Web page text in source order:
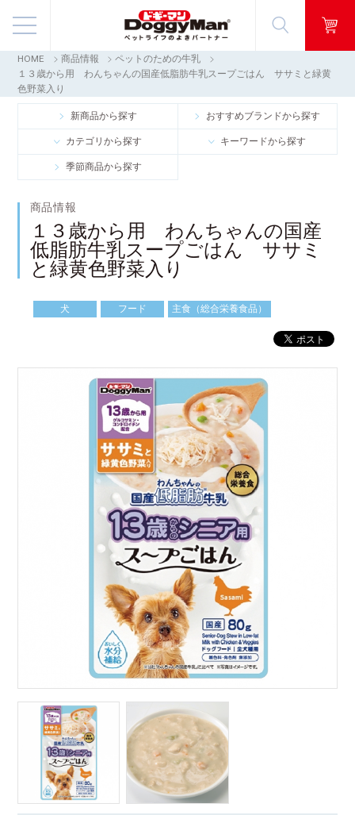
商品情報
映像ギャラリー
知る・楽しむ
お客様窓口・Q＆A
会社情報
サイトマップ English
HOME 商品情報
ペットのための牛乳
１３歳から用 わんちゃんの国産低脂肪牛乳スープごはん ササミと緑黄
色野菜入り
新商品から探す おすすめブランドから探す
カテゴリから探す キーワードから探す
季節商品から探す
商品情報
１３歳から用 わんちゃんの国産
低脂肪牛乳スープごはん ササミ
と緑黄色野菜入り
犬 フード 主食（総合栄養食品）